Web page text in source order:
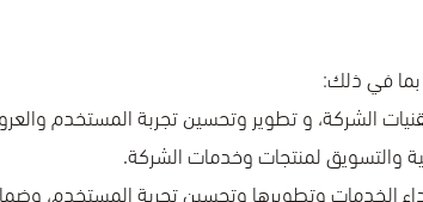
بما في ذلك: